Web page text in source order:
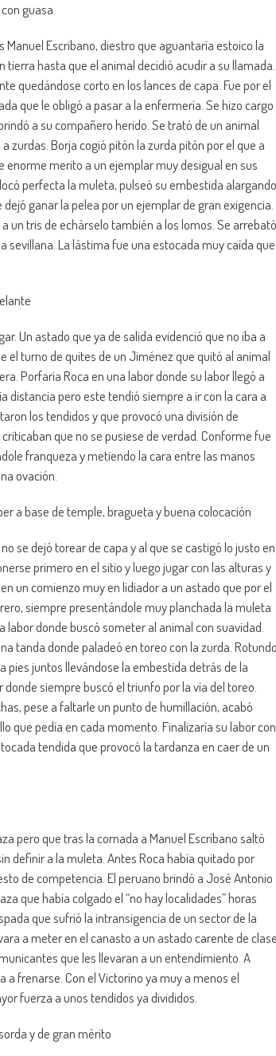
guasa
Escribano, diestro que aguantaría estoico la
hasta que el animal decidió acudir a su llamada.
quedándose corto en los lances de capa. Fue por el
que le obligó a pasar a la enfermería. Se hizo cargo
a su compañero herido. Se trató de un animal
zurdas. Borja cogió pitón la zurda pitón por el que a
merito a un ejemplar muy desigual en sus
perfecta la muleta, pulseó su embestida alargando
ganar la pelea por un ejemplar de gran exigencia.
un tris de echárselo también a los lomos. Se arrebató
sevillana. La lástima fue una estocada muy caída que
Un astado que ya de salida evidenció que no iba a
el turno de quites de un Jiménez que quitó al animal
Porfaría Roca en una labor donde su labor llegó a
distancia pero este tendió siempre a ir con la cara a
los tendidos y que provocó una división de
que no se pusiese de verdad. Conforme fue
franqueza y metiendo la cara entre las manos
ovación.
a base de temple, bragueta y buena colocación
se dejó torear de capa y al que se castigó lo justo en
primero en el sitio y luego jugar con las alturas y
un comienzo muy en lidiador a un astado que por el
siempre presentándole muy planchada la muleta
donde buscó someter al animal con suavidad.
tanda donde paladeó en toreo con la zurda.
pies juntos llevándose la embestida detrás de la
siempre buscó el triunfo por la vía del toreo.
pese a faltarle un punto de humillación, acabó
que pedía en cada momento. Finalizaría su labor con
tendida que provocó la tardanza en caer de un
pero que tras la cornada a Manuel Escribano saltó
definir a la muleta. Antes Roca había quitado por
de competencia. El peruano brindó a José Antonio
que había colgado el “no hay localidades” horas
que sufrió la intransigencia de un sector de la
a meter en el canasto a un astado carente de
que les llevaran a un entendimiento. A
frenarse. Con el Victorino ya muy a menos el
fuerza a unos tendidos ya divididos.
y de gran mérito